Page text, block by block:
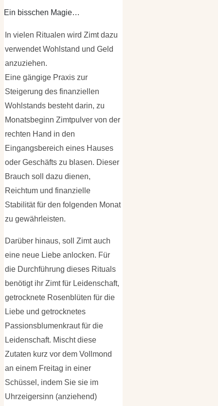
Ein bisschen Magie…
In vielen Ritualen wird Zimt dazu
verwendet Wohlstand und Geld
anzuziehen.
Eine gängige Praxis zur
Steigerung des finanziellen
Wohlstands besteht darin, zu
Monatsbeginn Zimtpulver von der
rechten Hand in den
Eingangsbereich eines Hauses
oder Geschäfts zu blasen. Dieser
Brauch soll dazu dienen,
Reichtum und finanzielle
Stabilität für den folgenden Monat
zu gewährleisten.
Darüber hinaus, soll Zimt auch
eine neue Liebe anlocken. Für
die Durchführung dieses Rituals
benötigt ihr Zimt für Leidenschaft,
getrocknete Rosenblüten für die
Liebe und getrocknetes
Passionsblumenkraut für die
Leidenschaft. Mischt diese
Zutaten kurz vor dem Vollmond
an einem Freitag in einer
Schüssel, indem Sie sie im
Uhrzeigersinn (anziehend)